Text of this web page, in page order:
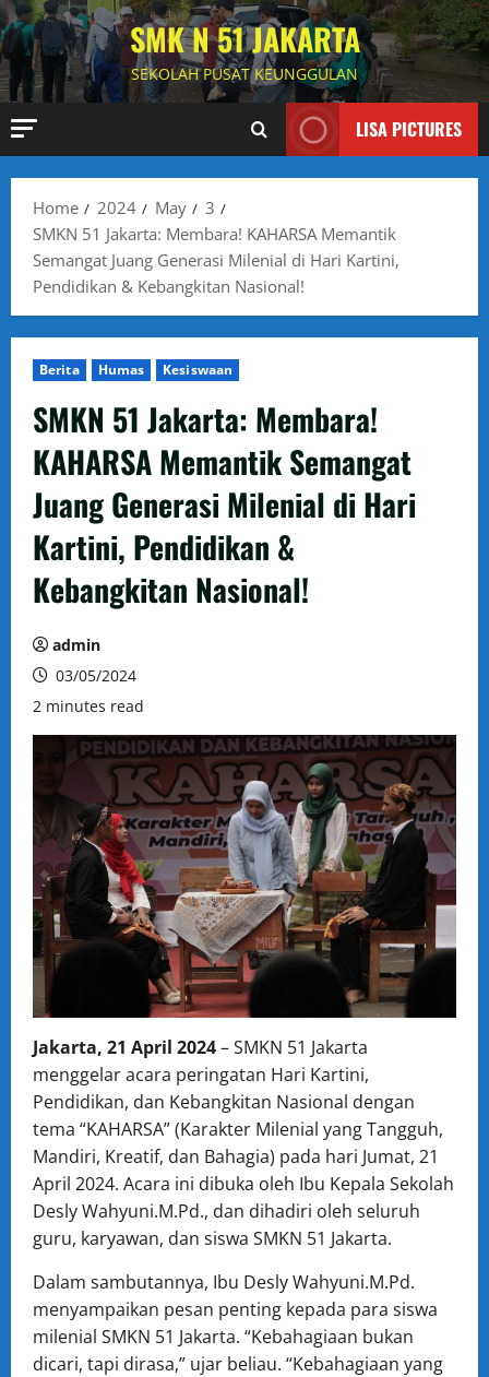
Skip
to
content
SMK N 51 JAKARTA
SEKOLAH PUSAT KEUNGGULAN
LISA PICTURES
Home 2024 May
3
SMKN 51 Jakarta: Membara! KAHARSA Memantik
Semangat Juang Generasi Milenial di Hari Kartini,
Pendidikan & Kebangkitan Nasional!
Berita Humas Kesiswaan
SMKN 51 Jakarta: Membara!
KAHARSA Memantik Semangat
Juang Generasi Milenial di Hari
Kartini, Pendidikan &
Kebangkitan Nasional!
admin
03/05/2024
2 minutes read
Jakarta, 21 April 2024– SMKN 51 Jakarta
menggelar acara peringatan Hari Kartini,
Pendidikan, dan Kebangkitan Nasional dengan
tema “KAHARSA” (Karakter Milenial yang Tangguh,
Mandiri, Kreatif, dan Bahagia) pada hari Jumat, 21
April 2024. Acara ini dibuka oleh Ibu Kepala Sekolah
Desly Wahyuni.M.Pd., dan dihadiri oleh seluruh
guru, karyawan, dan siswa SMKN 51 Jakarta.
Dalam sambutannya, Ibu Desly Wahyuni.M.Pd.
menyampaikan pesan penting kepada para siswa
milenial SMKN 51 Jakarta. “Kebahagiaan bukan
dicari, tapi dirasa,” ujar beliau. “Kebahagiaan yang